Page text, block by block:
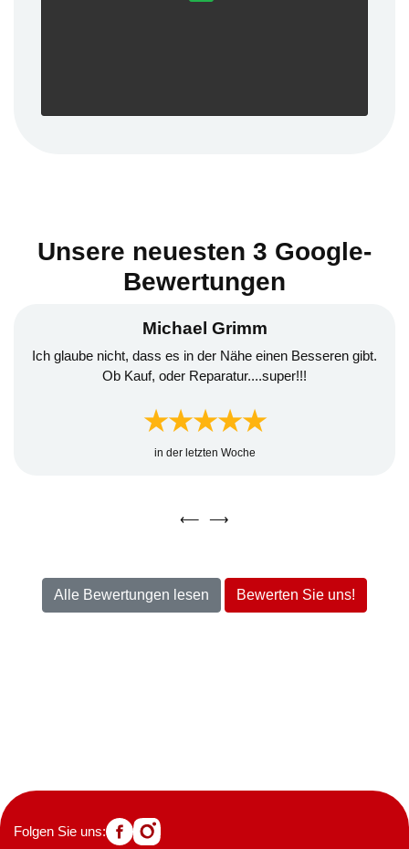
Unsere neuesten 3 Google-
Bewertungen
Michael Grimm
Ich glaube nicht, dass es in der Nähe einen Besseren gibt.
Ob Kauf, oder Reparatur....super!!!
★★★★★
in der letzten Woche
⟵ ⟶
Alle Bewertungen lesen Bewerten Sie uns!
Folgen Sie uns: